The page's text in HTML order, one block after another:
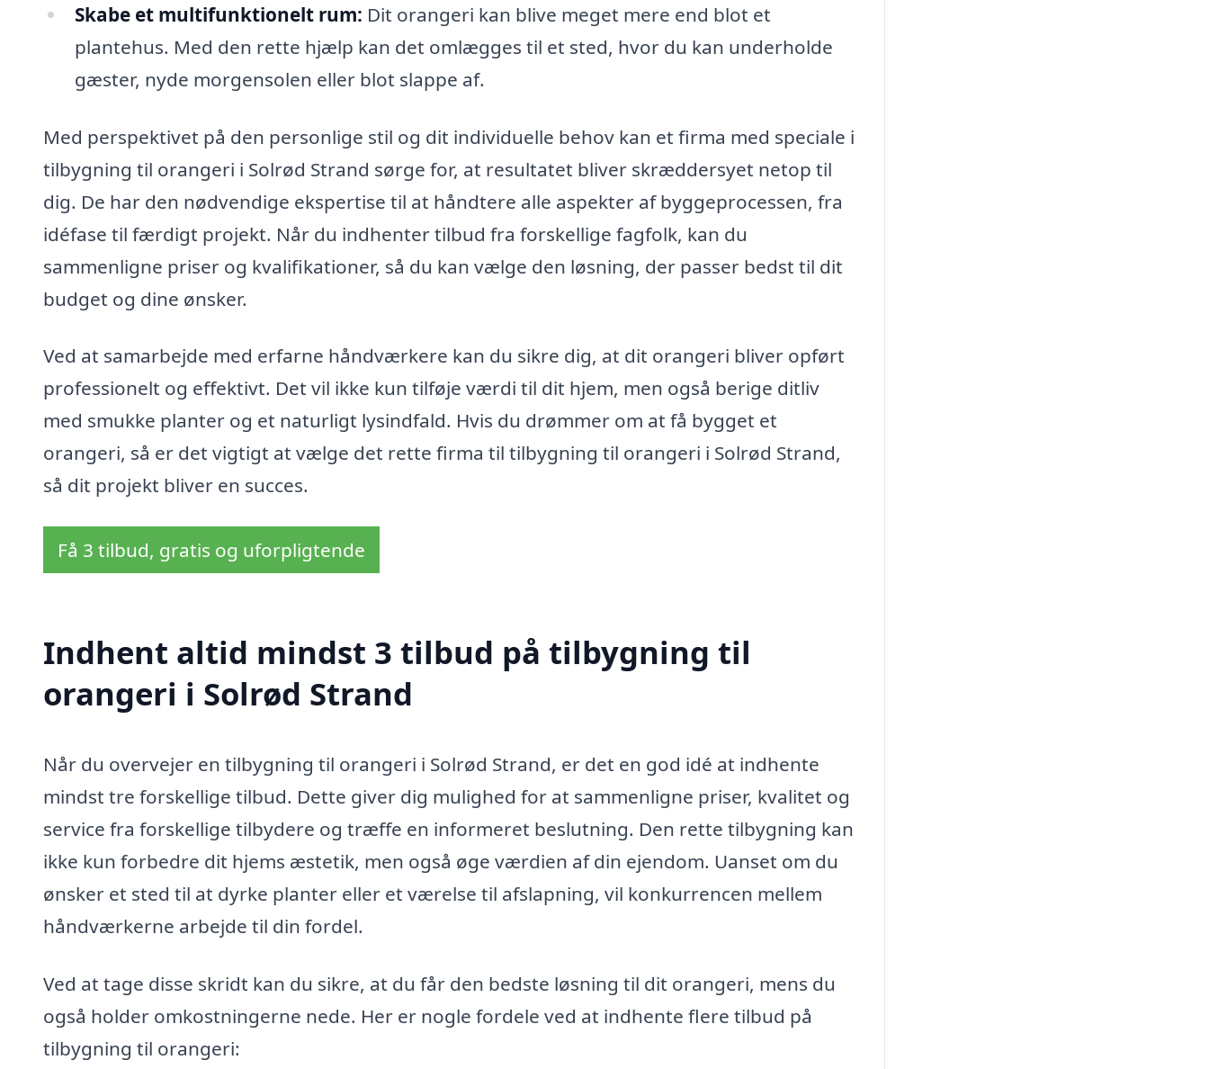
Skabe et multifunktionelt rum: Dit orangeri kan blive meget mere end blot et
plantehus. Med den rette hjælp kan det omlægges til et sted, hvor du kan underholde
gæster, nyde morgensolen eller blot slappe af.
Med perspektivet på den personlige stil og dit individuelle behov kan et firma med speciale i
tilbygning til orangeri i Solrød Strand sørge for, at resultatet bliver skræddersyet netop til
dig. De har den nødvendige ekspertise til at håndtere alle aspekter af byggeprocessen, fra
idéfase til færdigt projekt. Når du indhenter tilbud fra forskellige fagfolk, kan du
sammenligne priser og kvalifikationer, så du kan vælge den løsning, der passer bedst til dit
budget og dine ønsker.
Ved at samarbejde med erfarne håndværkere kan du sikre dig, at dit orangeri bliver opført
professionelt og effektivt. Det vil ikke kun tilføje værdi til dit hjem, men også berige ditliv
med smukke planter og et naturligt lysindfald. Hvis du drømmer om at få bygget et
orangeri, så er det vigtigt at vælge det rette firma til tilbygning til orangeri i Solrød Strand,
så dit projekt bliver en succes.
Få 3 tilbud, gratis og uforpligtende
Indhent altid mindst 3 tilbud på tilbygning til
orangeri i Solrød Strand
Når du overvejer en tilbygning til orangeri i Solrød Strand, er det en god idé at indhente
mindst tre forskellige tilbud. Dette giver dig mulighed for at sammenligne priser, kvalitet og
service fra forskellige tilbydere og træffe en informeret beslutning. Den rette tilbygning kan
ikke kun forbedre dit hjems æstetik, men også øge værdien af din ejendom. Uanset om du
ønsker et sted til at dyrke planter eller et værelse til afslapning, vil konkurrencen mellem
håndværkerne arbejde til din fordel.
Ved at tage disse skridt kan du sikre, at du får den bedste løsning til dit orangeri, mens du
også holder omkostningerne nede. Her er nogle fordele ved at indhente flere tilbud på
tilbygning til orangeri: